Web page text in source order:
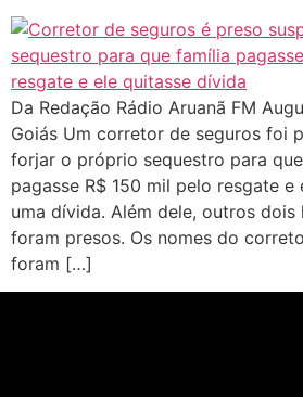
Da Redação Rádio Aruanã FM
Goiás Um corretor de seguros foi
forjar o próprio sequestro para
pagasse R$ 150 mil pelo resgate e
uma dívida. Além dele, outros dois
foram presos. Os nomes do
foram […]